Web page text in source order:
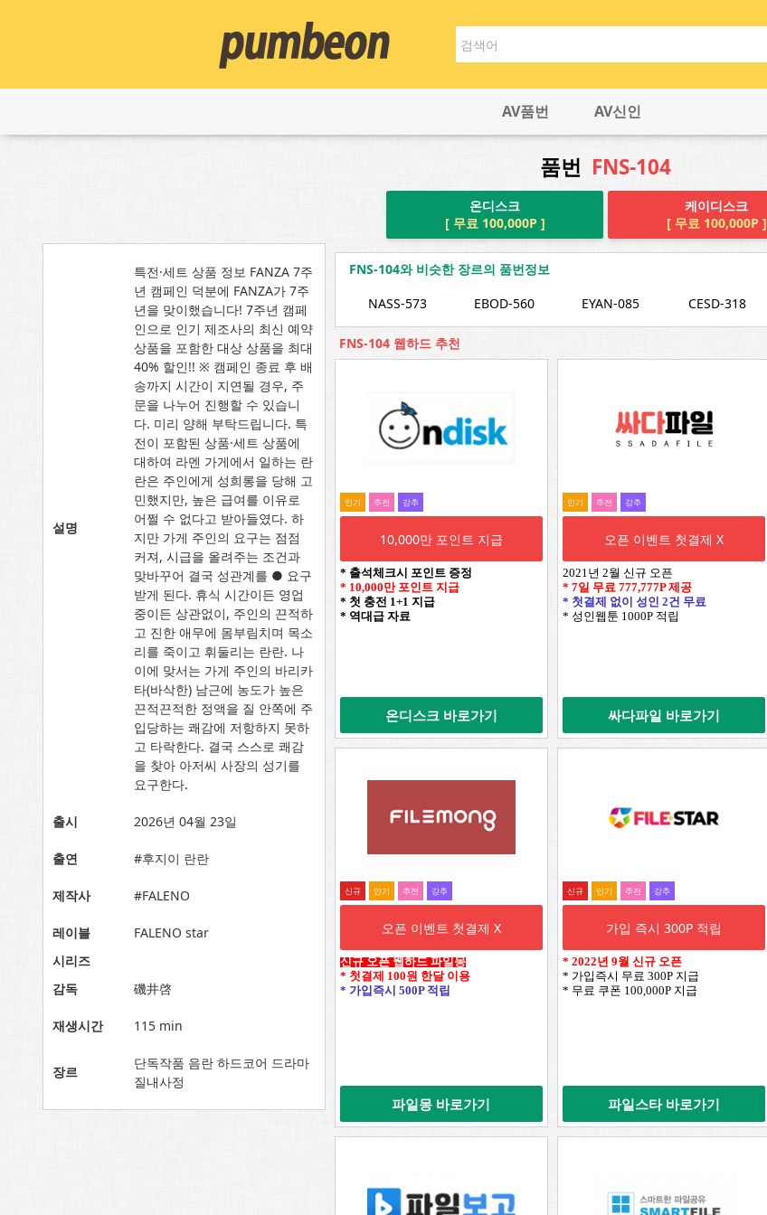
AV품번 AV신인
품번 FNS-104
온디스크
[ 무료 100,000P ]
케이디스크
[ 무료 100,000P ]
설명
특전·세트 상품 정보 FANZA 7주
년 캠페인 덕분에 FANZA가 7주
년을 맞이했습니다! 7주년 캠페
인으로 인기 제조사의 최신 예약
상품을 포함한 대상 상품을 최대
40% 할인!! ※ 캠페인 종료 후 배
송까지 시간이 지연될 경우, 주
문을 나누어 진행할 수 있습니
다. 미리 양해 부탁드립니다. 특
전이 포함된 상품·세트 상품에
대하여 라멘 가게에서 일하는 란
란은 주인에게 성희롱을 당해 고
민했지만, 높은 급여를 이유로
어쩔 수 없다고 받아들였다. 하
지만 가게 주인의 요구는 점점
커져, 시급을 올려주는 조건과
맞바꾸어 결국 성관계를 ● 요구
받게 된다. 휴식 시간이든 영업
중이든 상관없이, 주인의 끈적하
고 진한 애무에 몸부림치며 목소
리를 죽이고 휘둘리는 란란. 나
이에 맞서는 가게 주인의 바리카
타(바삭한) 남근에 농도가 높은
끈적끈적한 정액을 질 안쪽에 주
입당하는 쾌감에 저항하지 못하
고 타락한다. 결국 스스로 쾌감
을 찾아 아저씨 사장의 성기를
요구한다.
출시 2026년 04월 23일
출연 #후지이 란란
제작사 #FALENO
레이블
FALENO star
시리즈
감독
磯井啓
재생시간 115 min
장르
단독작품 음란 하드코어 드라마
질내사정
FNS-104와 비슷한 장르의 품번정보
NASS-573
EBOD-560 EYAN-085 CESD-318
FNS-104 웹하드 추천
인기 추전 강추
10,000만 포인트 지급
* 출석체크시 포인트 증정
* 10,000만 포인트 지급
* 첫 충전 1+1 지급
* 역대급 자료
온디스크 바로가기
인기 추전 강추
오픈 이벤트 첫결제 X
2021년 2월 신규 오픈
* 7일 무료 777,777P제공
* 첫결제 없이 성인 2건 무료
* 성인웹툰 1000P 적립
싸다파일 바로가기
신규 인기 추전 강추
오픈 이벤트 첫결제 X
신규 오픈 웹하드 파일몽
* 첫결제 100원 한달 이용
* 가입즉시 500P 적립
파일몽 바로가기
신규 인기 추전 강추
가입 즉시 300P 적립
* 2022년 9월 신규 오픈
* 가입즉시 무료 300P 지급
* 무료 쿠폰 100,000P 지급
파일스타 바로가기